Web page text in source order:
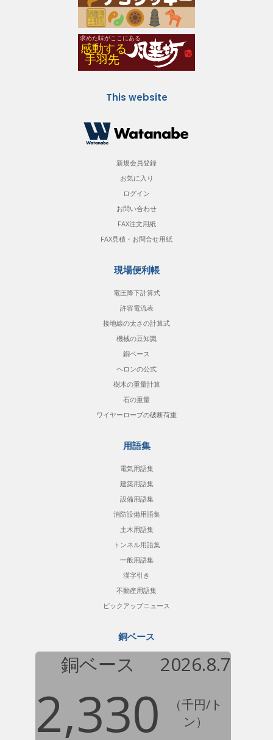
This website
新規会員登録
お気に入り
ログイン
お問い合わせ
FAX注文用紙
FAX見積・お問合せ用紙
現場便利帳
電圧降下計算式
許容電流表
接地線の太さの計算式
機械の豆知識
銅ベース
ヘロンの公式
樹木の重量計算
石の重量
ワイヤーロープの破断荷重
用語集
電気用語集
建築用語集
設備用語集
消防設備用語集
土木用語集
トンネル用語集
一般用語集
漢字引き
不動産用語集
ピックアップニュース
銅ベース
銅ベース 2026.8.7
2,330
（千円/ト
ン）